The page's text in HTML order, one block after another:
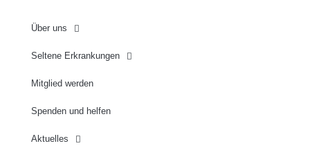
Über uns
Seltene Erkrankungen
Mitglied werden
Spenden und helfen
Aktuelles